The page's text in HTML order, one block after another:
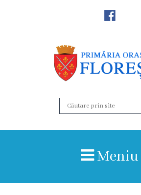
Primăria
Structura,
Meniu